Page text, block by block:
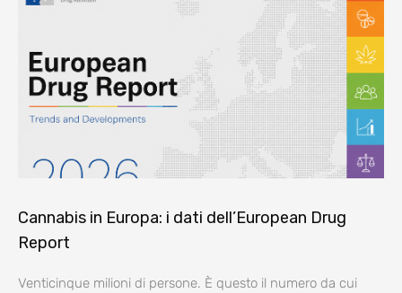
Cannabis in Europa: i dati dell’European Drug
Report
Venticinque milioni di persone. È questo il numero da cui